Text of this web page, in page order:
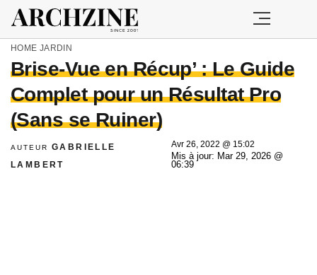
HOME JARDIN
Brise-Vue en Récup’ : Le Guide
Complet pour un Résultat Pro
(Sans se Ruiner)
AUTEUR GABRIELLE
LAMBERT
Avr 26, 2022 @ 15:02
Mis à jour: Mar 29, 2026 @
06:39